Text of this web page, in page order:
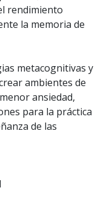
rendimiento
la memoria de
metacognitivas y
ambientes de
ansiedad,
para la práctica
de las